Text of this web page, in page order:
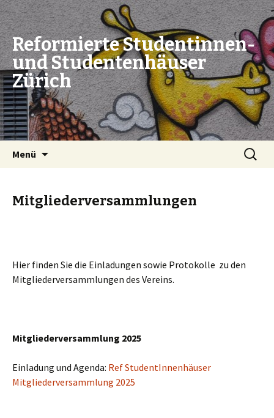
Reformierte Studentinnen-
und Studentenhäuser
Zürich
Menü
Suchen
nach:
Mitgliederversammlungen
Hier finden Sie die Einladungen sowie Protokolle zu den
Mitgliederversammlungen des Vereins.
Mitgliederversammlung 2025
Einladung und Agenda: Ref StudentInnenhäuser
Mitgliederversammlung 2025